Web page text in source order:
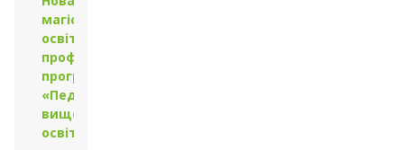
магістерська
освітньо-
професійна
програма
«Педагогіка
вищої
освіти»